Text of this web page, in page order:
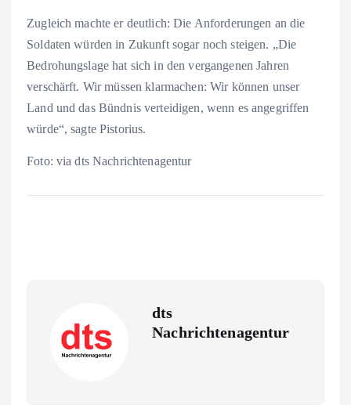
Zugleich machte er deutlich: Die Anforderungen an die
Soldaten würden in Zukunft sogar noch steigen. „Die
Bedrohungslage hat sich in den vergangenen Jahren
verschärft. Wir müssen klarmachen: Wir können unser
Land und das Bündnis verteidigen, wenn es angegriffen
würde“, sagte Pistorius.
Foto: via dts Nachrichtenagentur
dts
Nachrichtenagentur